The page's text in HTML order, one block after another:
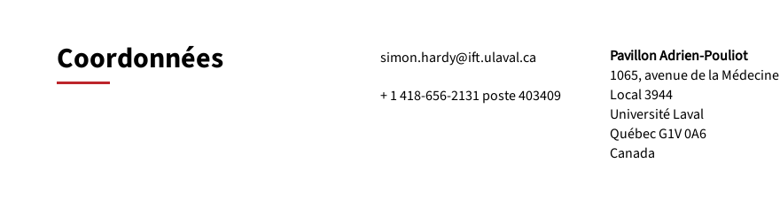
Coordonnées
simon.hardy@ift.ulaval.ca
+ 1 418-656-2131 poste 403409
Pavillon Adrien-Pouliot
1065, avenue de la Médecine
Local 3944
Université Laval
Québec G1V 0A6
Canada